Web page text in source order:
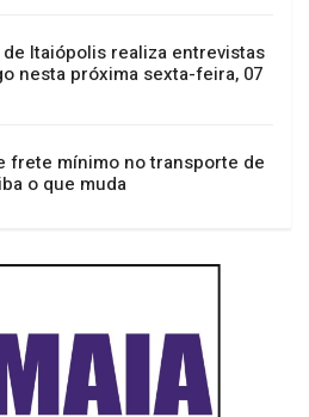
de Itaiópolis realiza entrevistas
nesta próxima sexta-feira, 07
frete mínimo no transporte de
o que muda